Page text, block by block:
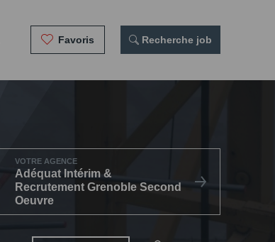
Favoris Recherche job
VOTRE AGENCE
Adéquat Intérim &
Recrutement Grenoble Second
Oeuvre